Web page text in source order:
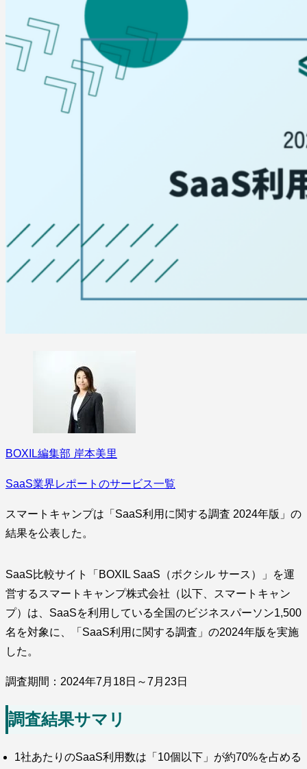
BOXIL編集部 岸本美里
SaaS業界レポートのサービス一覧
スマートキャンプは「SaaS利用に関する調査 2024年版」の
結果を公表した。
SaaS比較サイト「BOXIL SaaS（ボクシル サース）」を運
営するスマートキャンプ株式会社（以下、スマートキャン
プ）は、SaaSを利用している全国のビジネスパーソン1,500
名を対象に、「SaaS利用に関する調査」の2024年版を実施
した。
調査期間：2024年7月18日～7月23日
調査結果サマリ
1社あたりのSaaS利用数は「10個以下」が約70%を占める